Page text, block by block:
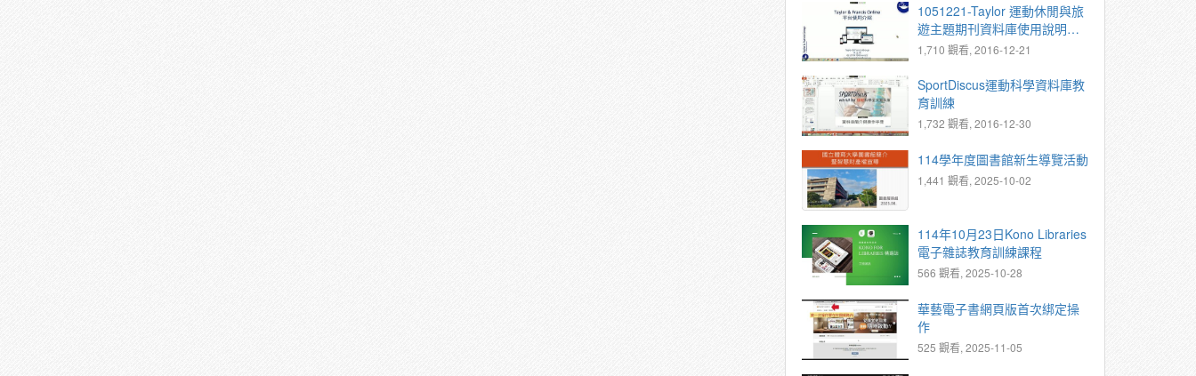
1051221-Taylor 運動休閒與旅
遊主題期刊資料庫使用說明教
育訓練
1,710 觀看, 2016-12-21
SportDiscus運動科學資料庫教
育訓練
1,732 觀看, 2016-12-30
114學年度圖書館新生導覽活動
1,441 觀看, 2025-10-02
114年10月23日Kono Libraries
電子雜誌教育訓練課程
566 觀看, 2025-10-28
華藝電子書網頁版首次綁定操
作
525 觀看, 2025-11-05